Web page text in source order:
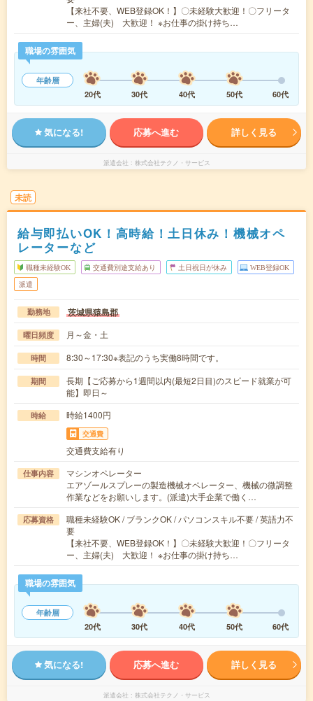
【来社不要、WEB登録OK！】〇未経験大歓迎！〇フリータ
ー、主婦(夫) 大歓迎！ ※お仕事の掛け持ち…
職場の雰囲気
年齢層
20代
30代 40代 50代 60代
気になる! 応募へ進む 詳しく見る
派遣会社 株式会社テクノ・サービス
未読
給与即払いOK！高時給！土日休み！機械オペ
レーターなど
職種未経験OK 交通費別途支給あり 土日祝日が休み WEB登録OK
派遣
勤務地 茨城県猿島郡
曜日頻度 月～金・土
時間 8:30～17:30※表記のうち実働8時間です。
期間
長期【ご応募から1週間以内(最短2日目)のスピード就業が可
能】即日～
時給 時給1400円
交通費
交通費支給有り
仕事内容
マシンオペレーター
エアゾールスプレーの製造機械オペレーター、機械の微調整
作業などをお願いします。(派遣)大手企業で働く…
応募資格
職種未経験OK / ブランクOK / パソコンスキル不要 / 英語力不
要
【来社不要、WEB登録OK！】〇未経験大歓迎！〇フリータ
ー、主婦(夫) 大歓迎！ ※お仕事の掛け持ち…
職場の雰囲気
年齢層
20代
30代 40代 50代 60代
気になる! 応募へ進む 詳しく見る
派遣会社 株式会社テクノ・サービス